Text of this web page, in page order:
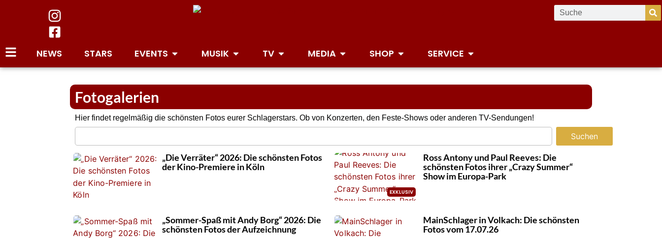
NEWS STARS EVENTS MUSIK TV MEDIA SHOP SERVICE
Fotogalerien
Hier findet regelmäßig die schönsten Fotos eurer Schlagerstars. Ob von Konzerten, den Feste-Shows oder anderen TV-Sendungen!
Suchen
„Die Verräter“ 2026: Die schönsten Fotos
der Kino-Premiere in Köln
Ross Antony und Paul Reeves: Die
schönsten Fotos ihrer „Crazy Summer“
Show im Europa-Park
„Sommer-Spaß mit Andy Borg“ 2026: Die
schönsten Fotos der Aufzeichnung
MainSchlager in Volkach: Die schönsten
Fotos vom 17.07.26